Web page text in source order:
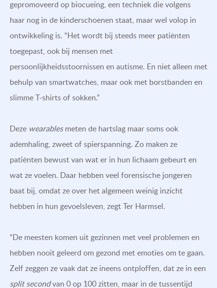
gepromoveerd op biocueing, een techniek die volgens
haar nog in de kinderschoenen staat, maar wel volop in
ontwikkeling is. “Het wordt bij steeds meer patiënten
toegepast, ook bij mensen met
persoonlijkheidsstoornissen en autisme. En niet alleen met
behulp van smartwatches, maar ook met borstbanden en
slimme T-shirts of sokken.”
Deze wearablesmeten de hartslag maar soms ook
ademhaling, zweet of spierspanning. Zo maken ze
patiënten bewust van wat er in hun lichaam gebeurt en
wat ze voelen. Daar hebben veel forensische jongeren
baat bij, omdat ze over het algemeen weinig inzicht
hebben in hun gevoelsleven, zegt Ter Harmsel.
“De meesten komen uit gezinnen met veel problemen en
hebben nooit geleerd om gezond met emoties om te gaan.
Zelf zeggen ze vaak dat ze ineens ontploffen, dat ze in een
split secondvan 0 op 100 zitten, maar in de tussentijd